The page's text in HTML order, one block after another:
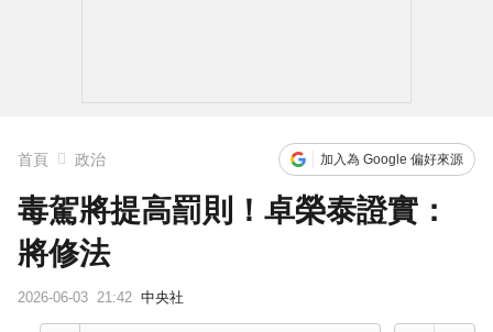
首頁 政治 加入為 Google 偏好來源
毒駕將提高罰則！卓榮泰證實：
將修法
2026-06-03 21:42 中央社